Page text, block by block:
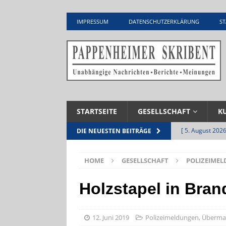
IMPRESSUM DATENSCHUTZERKLÄRUNG
STARTSEITE GESELLSCHAFT
DIE NEUESTEN BEITRÄGE [ 5. August
[ 5. August
Zementwerk
HOME GESELLSCHAFT
Holzstapel in
12. Juni 2019 Polizeimeldungen,